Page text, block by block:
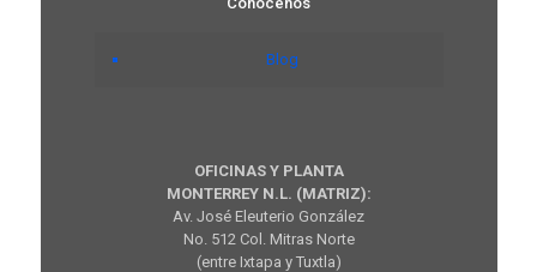
Blog
OFICINAS Y PLANTA
MONTERREY N.L. (MATRIZ):
Av. José Eleuterio González
No. 512 Col. Mitras Norte
(entre Ixtapa y Tuxtla)